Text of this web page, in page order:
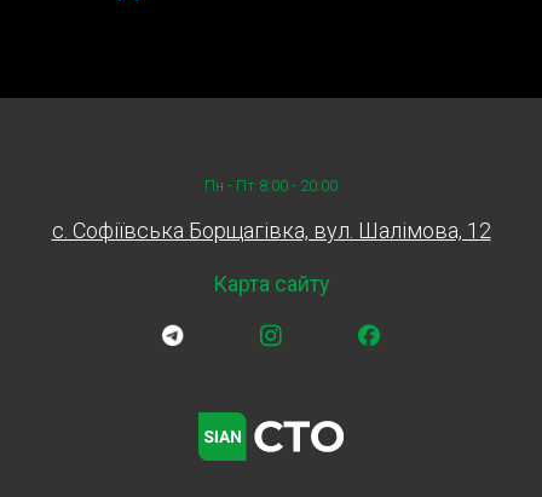
Пн - Пт 8:00 - 20:00
c. Софіївська Борщагівка, вул. Шалімова, 12
Карта сайту